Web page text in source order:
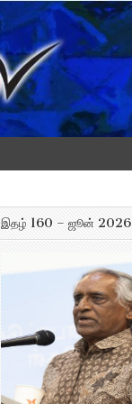
இதழ் 160 – ஜூன் 2026